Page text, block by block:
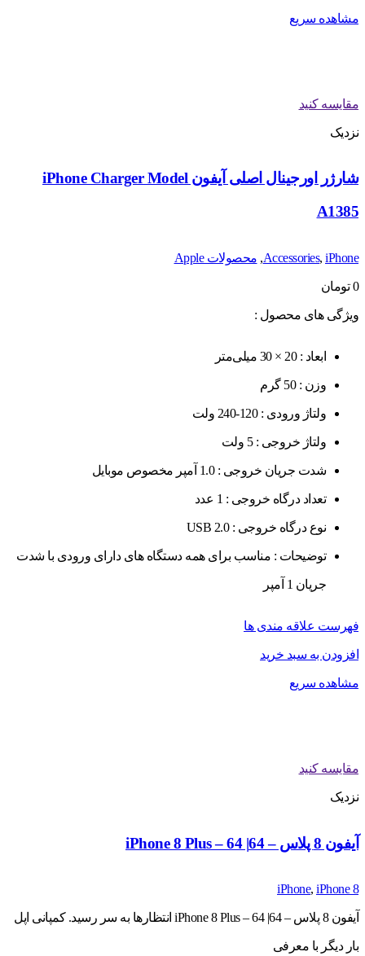
مشاهده سریع
مقایسه کنید
نزدیک
شارژر اورجینال اصلی آیفون iPhone Charger Model
A1385
Accessories, iPhone
, محصولات Apple
0 تومان
ویژگی های محصول :
ابعاد :20 × 30 میلی‌متر
وزن :50 گرم
ولتاژ ورودی :120-240 ولت
ولتاژ خروجی :5 ولت
شدت جریان خروجی :1.0 آمپر مخصوص موبایل
تعداد درگاه خروجی : 1 عدد
نوع درگاه خروجی :USB 2.0
توضیحات : مناسب برای همه دستگاه های دارای ورودی با شدت
جریان 1 آمپر
فهرست علاقه مندی ها
افزودن به سبد خرید
مشاهده سریع
مقایسه کنید
نزدیک
آیفون 8 پلاس – 64| iPhone 8 Plus – 64
iPhone, iPhone 8
آیفون 8 پلاس – 64| iPhone 8 Plus – 64 انتظارها به سر رسید. کمپانی اپل
بار دیگر با معرفی